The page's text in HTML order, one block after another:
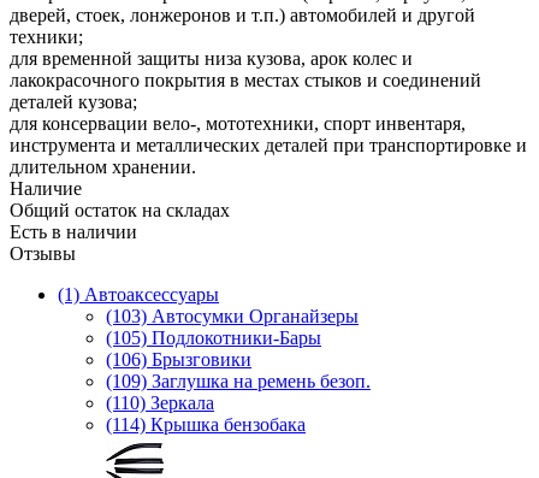
дверей, стоек, лонжеронов и т.п.) автомобилей и другой
техники;
для временной защиты низа кузова, арок колес и
лакокрасочного покрытия в местах стыков и соединений
деталей кузова;
для консервации вело-, мототехники, спорт инвентаря,
инструмента и металлических деталей при транспортировке и
длительном хранении.
Наличие
Общий остаток на складах
Есть в наличии
Отзывы
(1) Автоаксессуары
(103) Автосумки Органайзеры
(105) Подлокотники-Бары
(106) Брызговики
(109) Заглушка на ремень безоп.
(110) Зеркала
(114) Крышка бензобака